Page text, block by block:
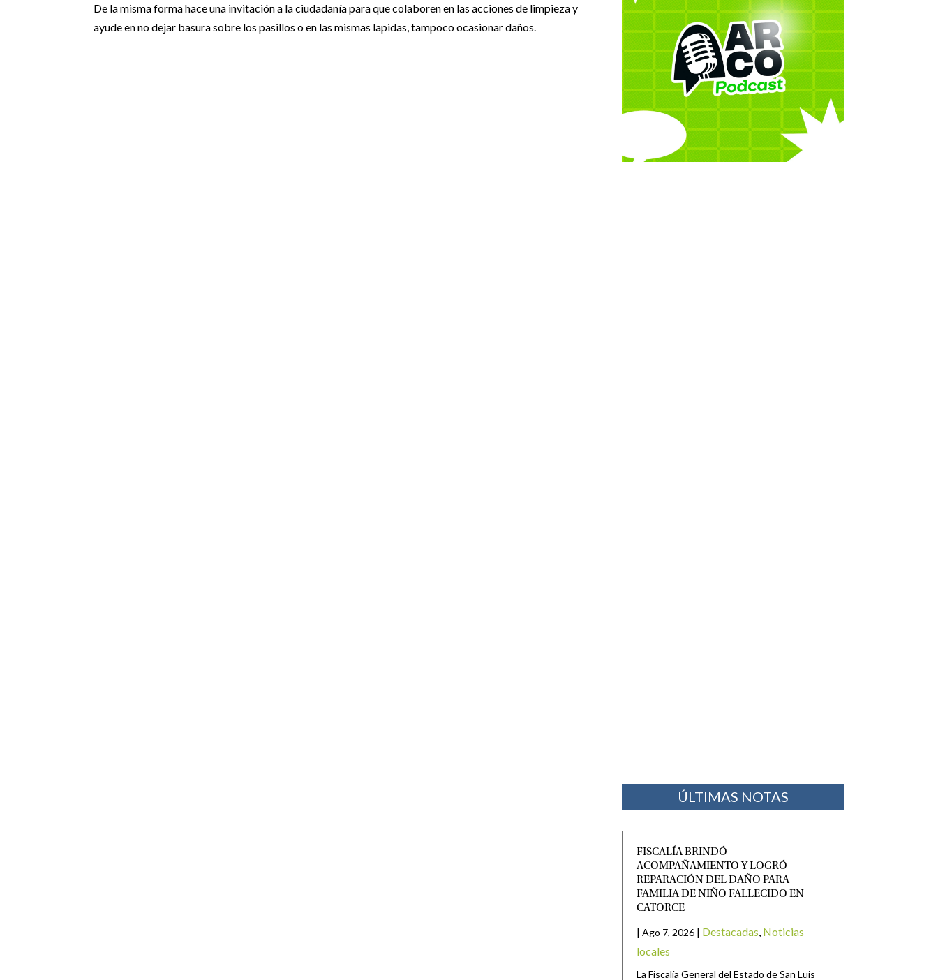
De la misma forma hace una invitación a la ciudadanía para que colaboren en las acciones de limpieza y
ayude en no dejar basura sobre los pasillos o en las mismas lapidas, tampoco ocasionar daños.
ÚLTIMAS NOTAS
FISCALÍA BRINDÓ
ACOMPAÑAMIENTO Y LOGRÓ
REPARACIÓN DEL DAÑO PARA
FAMILIA DE NIÑO FALLECIDO EN
CATORCE
| Ago 7, 2026 | Destacadas, Noticias
locales
La Fiscalía General del Estado de San Luis